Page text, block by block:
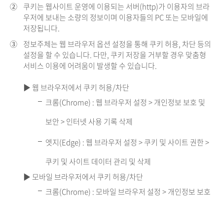
② 쿠키는 웹사이트 운영에 이용되는 서버(http)가 이용자의 브라
우저에 보내는 소량의 정보이며 이용자들의 PC 또는 모바일에
저장됩니다.
③ 정보주체는 웹 브라우저 옵션 설정을 통해 쿠키 허용, 차단 등의
설정을 할 수 있습니다. 다만, 쿠키 저장을 거부할 경우 맞춤형
서비스 이용에 어려움이 발생할 수 있습니다.
▶ 웹 브라우저에서 쿠키 허용/차단
크롬(Chrome) : 웹 브라우저 설정 > 개인정보 보호 및
보안 > 인터넷 사용 기록 삭제
엣지(Edge) : 웹 브라우저 설정 > 쿠키 및 사이트 권한 >
쿠키 및 사이트 데이터 관리 및 삭제
▶ 모바일 브라우저에서 쿠키 허용/차단
크롬(Chrome) : 모바일 브라우저 설정 > 개인정보 보호